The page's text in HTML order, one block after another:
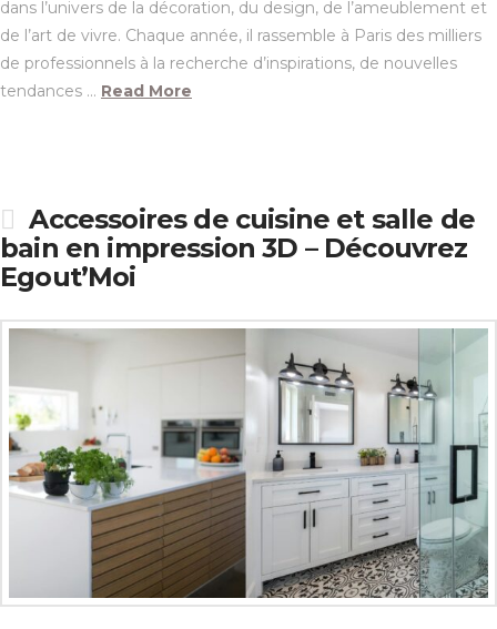
dans l’univers de la décoration, du design, de l’ameublement et
de l’art de vivre. Chaque année, il rassemble à Paris des milliers
de professionnels à la recherche d’inspirations, de nouvelles
tendances … Read More
Accessoires de cuisine et salle de
bain en impression 3D – Découvrez
Egout’Moi